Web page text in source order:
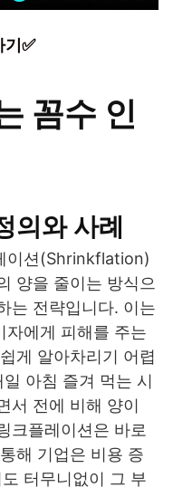
기✅
꼼수 인
의와 사례
이션(Shrinkflation)
양을 줄이는 방식으
는 전략입니다. 이는
자에게 피해를 주는
게 알아차리기 어렵
아침 즐겨 먹는 시
서 전에 비해 양이
크플레이션은 바로
해 기업은 비용 증
터무니없이 그 부